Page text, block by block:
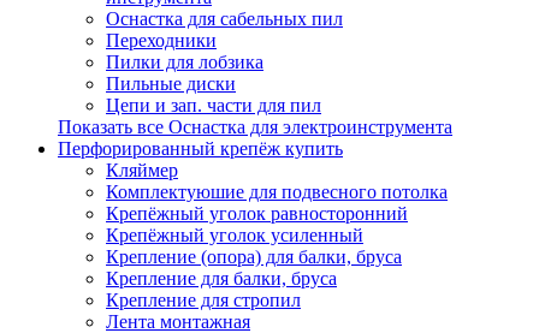
Оснастка для сабельных пил
Переходники
Пилки для лобзика
Пильные диски
Цепи и зап. части для пил
Показать все Оснастка для электроинструмента
Перфорированный крепёж купить
Кляймер
Комплектуюшие для подвесного потолка
Крепёжный уголок равносторонний
Крепёжный уголок усиленный
Крепление (опора) для балки, бруса
Крепление для балки, бруса
Крепление для стропил
Лента монтажная